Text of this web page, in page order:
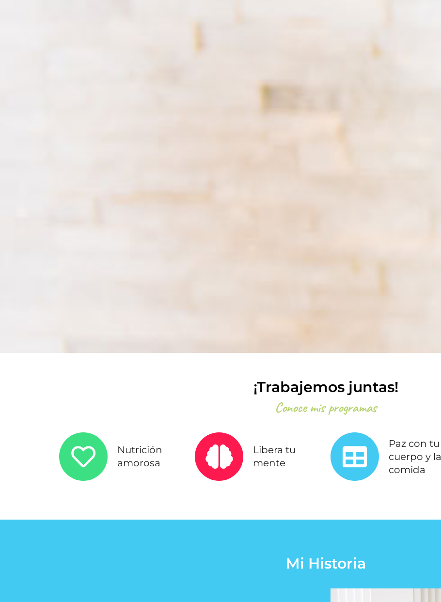
¡Trabajemos juntas!
Conoce mis programas
Nutrición
amorosa
Libera tu
mente
Paz con tu
cuerpo y la
comida
Mi Historia